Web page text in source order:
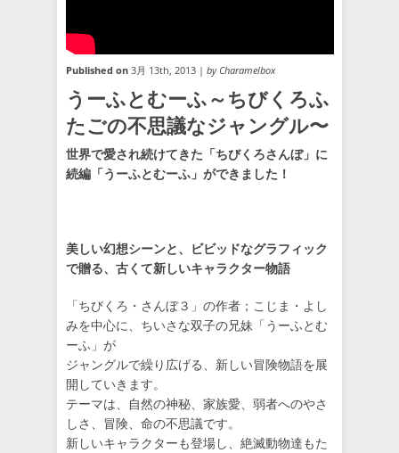
Published on 3月 13th, 2013 | by Charamelbox
うーふとむーふ～ちびくろふ
たごの不思議なジャングル〜
世界で愛され続けてきた「ちびくろさんぼ」に
続編「うーふとむーふ」ができました！
美しい幻想シーンと、ビビッドなグラフィック
で贈る、古くて新しいキャラクター物語
「ちびくろ・さんぼ３」の作者；こじま・よし
みを中心に、ちいさな双子の兄妹「うーふとむ
ーふ」が
ジャングルで繰り広げる、新しい冒険物語を展
開していきます。
テーマは、自然の神秘、家族愛、弱者へのやさ
しさ、冒険、命の不思議です。
新しいキャラクターも登場し、絶滅動物達もた